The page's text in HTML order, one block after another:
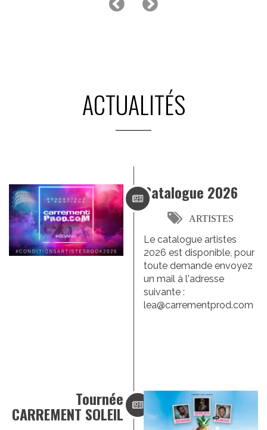
ACTUALITÉS
Catalogue 2026
ARTISTES
Le catalogue artistes
2026 est disponible, pour
toute demande envoyez
un mail à l'adresse
suivante :
lea@carrementprod.com
Tournée
CARREMENT SOLEIL